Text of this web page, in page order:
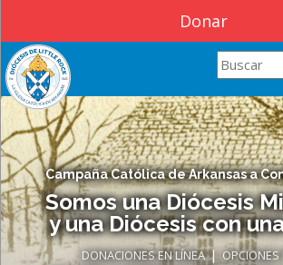
Donar
Search
Campaña Católica de Arkansas a
Somos una Diócesis
y una Diócesis con
DONACIONES EN LÍNEA | OPCIONES